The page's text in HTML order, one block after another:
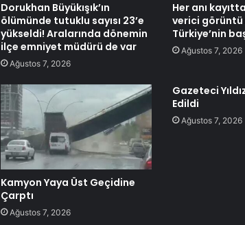
Dorukhan Büyükışık’ın
ölümünde tutuklu sayısı 23’e
yükseldi! Aralarında dönemin
ilçe emniyet müdürü de var
Ağustos 7, 2026
Her anı
verici
Türkiye’nin
Ağustos 7, 2026
Kamyon Yaya Üst Geçidine
Çarptı
Ağustos 7, 2026
Gazeteci
Edildi
Ağustos 7, 2026